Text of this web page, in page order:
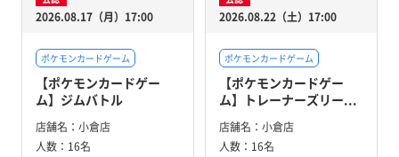
2026.08.17（月）17:00
ポケモンカードゲーム
【ポケモンカードゲー
ム】ジムバトル
店舗名： 小倉店
人数： 16名
2026.08.22（土）17:00
ポケモンカードゲーム
【ポケモンカードゲー
ム】トレーナーズリー...
店舗名： 小倉店
人数： 16名